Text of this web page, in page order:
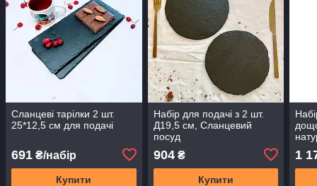
Сланцеві тарілки 2 шт.
25*12,5 см для подачі
691 ₴/набір
Купити
Набір для подачі з 2 шт.
Д19,5 см, Сланцевий
посуд
904₴
Купити
1